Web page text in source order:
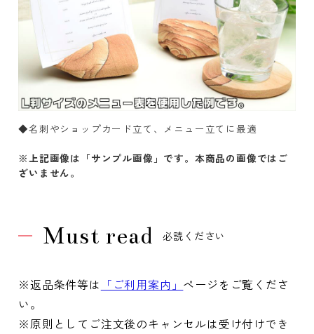
◆名刺やショップカード立て、メニュー立てに最適
※上記画像は「サンプル画像」です。本商品の画像ではご
ざいません。
Must read 必読ください
※返品条件等は 「ご利用案内」 ページをご覧くださ
い。
※原則としてご注文後のキャンセルは受け付けでき